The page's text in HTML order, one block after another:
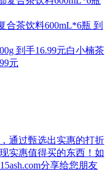
合茶饮料600mL*6瓶 到
白小楠茶
元
通过甄选出实惠的打折
实惠值得买的东西！如
分享给您朋友